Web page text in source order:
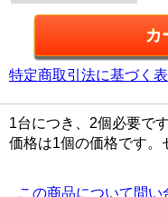
特定商取引法に基づく
1台につき、2個必要です
価格は1個の価格です。
この商品について問い